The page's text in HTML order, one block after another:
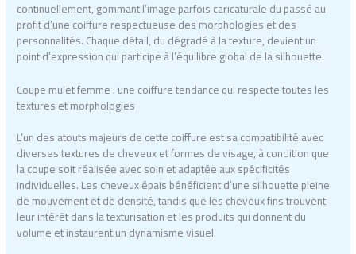
continuellement, gommant l’image parfois caricaturale du passé au
profit d’une coiffure respectueuse des morphologies et des
personnalités. Chaque détail, du dégradé à la texture, devient un
point d’expression qui participe à l’équilibre global de la silhouette.
Coupe mulet femme : une coiffure tendance qui respecte toutes les
textures et morphologies
L’un des atouts majeurs de cette coiffure est sa compatibilité avec
diverses textures de cheveux et formes de visage, à condition que
la coupe soit réalisée avec soin et adaptée aux spécificités
individuelles. Les cheveux épais bénéficient d’une silhouette pleine
de mouvement et de densité, tandis que les cheveux fins trouvent
leur intérêt dans la texturisation et les produits qui donnent du
volume et instaurent un dynamisme visuel.